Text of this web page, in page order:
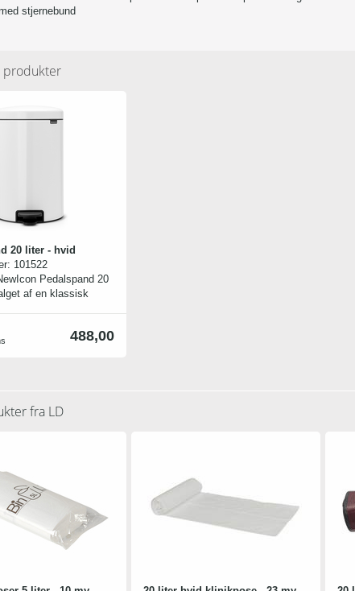
stjernebund
produkter
20 liter - hvid
101522
Pedalspand 20
af en klassisk
stilrent design og en
anvendes som fx
kontoret som
i køkkenet,
værelset eller på
8-10 dage
488,00
fra LD